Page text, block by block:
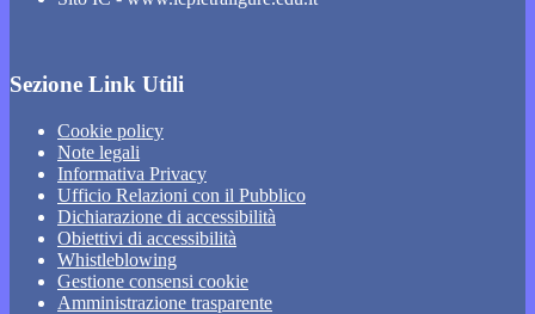
Sezione Link Utili
Cookie policy
Note legali
Informativa Privacy
Ufficio Relazioni con il Pubblico
Dichiarazione di accessibilità
Obiettivi di accessibilità
Whistleblowing
Gestione consensi cookie
Amministrazione trasparente